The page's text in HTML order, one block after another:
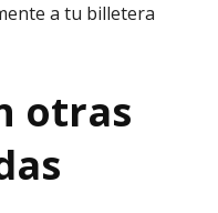
a tu billetera
otras